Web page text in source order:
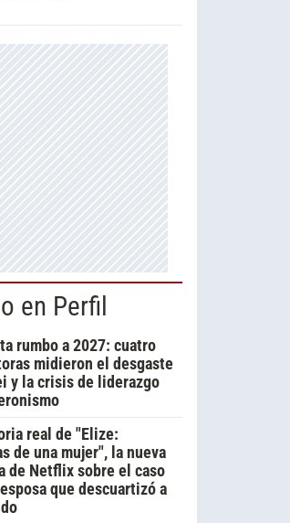
en Perfil
rumbo a 2027: cuatro
midieron el desgaste
y la crisis de liderazgo
real de "Elize:
de una mujer", la nueva
de Netflix sobre el caso
que descuartizó a